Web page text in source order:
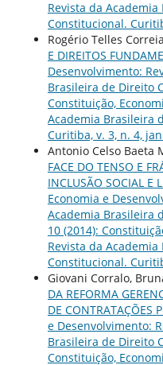
Revista da
Constitucional.
Rogério Telles
E DIREITOS
Desenvolvimento:
Brasileira de Direito
Constituição,
Academia Brasileira
Curitiba, v. 3, n. 4,
Antonio Celso Baeta
FACE DO TENSO E
INCLUSÃO SOCIAL E
Economia e
Academia Brasileira
10 (2014):
Revista da
Constitucional.
Giovani Corralo,
DA REFORMA
DE CONTRATAÇÕES
e Desenvolvimento:
Brasileira de Direito
Constituição,